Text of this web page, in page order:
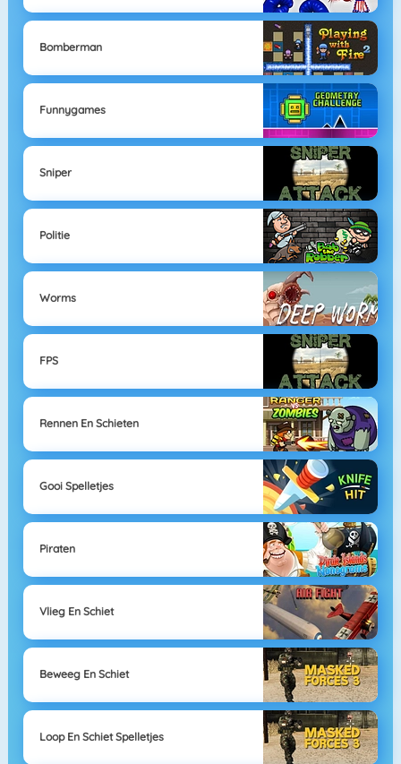
Bomberman
Funnygames
Sniper
Politie
Worms
FPS
Rennen En Schieten
Gooi Spelletjes
Piraten
Vlieg En Schiet
Beweeg En Schiet
Loop En Schiet Spelletjes